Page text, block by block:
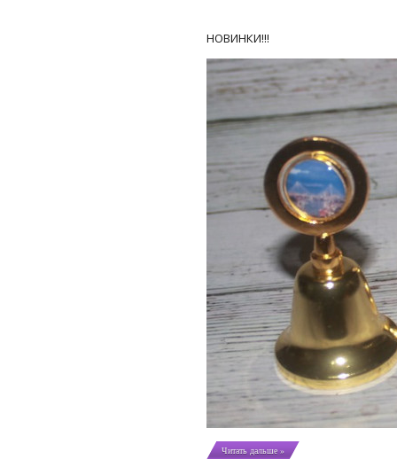
НОВИНКИ!!!
Читать дальше »